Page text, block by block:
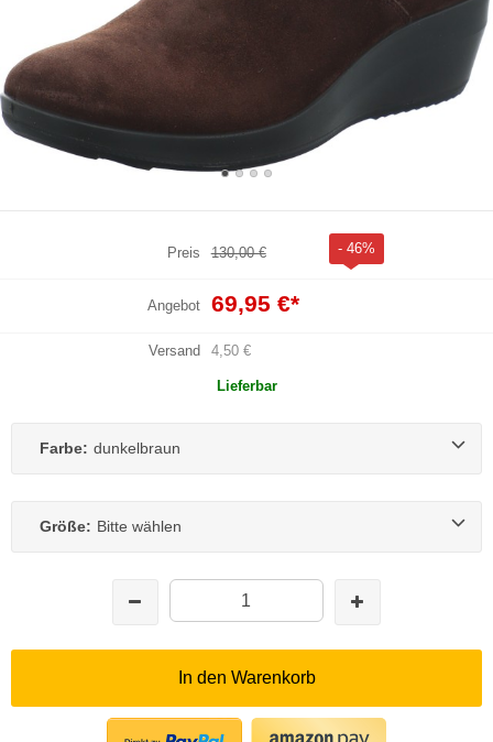
Preis 130,00 € - 46%
Angebot 69,95 €*
Versand 4,50 €
Lieferbar
Farbe: dunkelbraun
Größe: Bitte wählen
In den Warenkorb